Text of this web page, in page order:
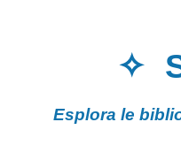
✧
Esplora le